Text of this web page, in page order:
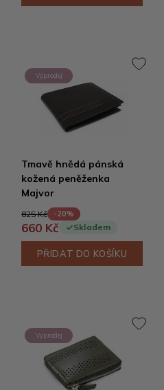
Výprodej
Tmavě hnědá pánská
kožená peněženka
Majvor
825 Kč -20%
660 Kč Skladem
PŘIDAT DO KOŠÍKU
Výprodej